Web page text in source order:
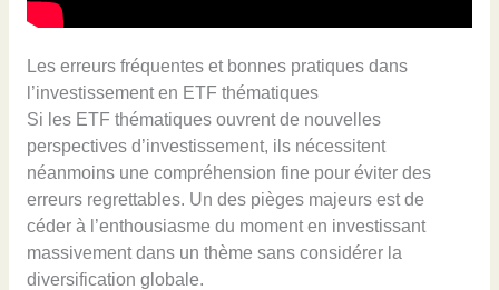
Les erreurs fréquentes et bonnes pratiques dans
l’investissement en ETF thématiques
Si les ETF thématiques ouvrent de nouvelles
perspectives d’investissement, ils nécessitent
néanmoins une compréhension fine pour éviter des
erreurs regrettables. Un des pièges majeurs est de
céder à l’enthousiasme du moment en investissant
massivement dans un thème sans considérer la
diversification globale.